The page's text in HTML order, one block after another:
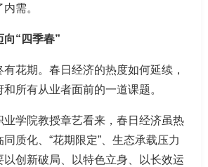
需。
向“四季春”
花期。春日经济的热度如何延续，
所有从业者面前的一道课题。
业学院教授章艺看来，春日经济虽热
质化、“花期限定”、生态承载压力
以创新破局、以特色立身、以长效运